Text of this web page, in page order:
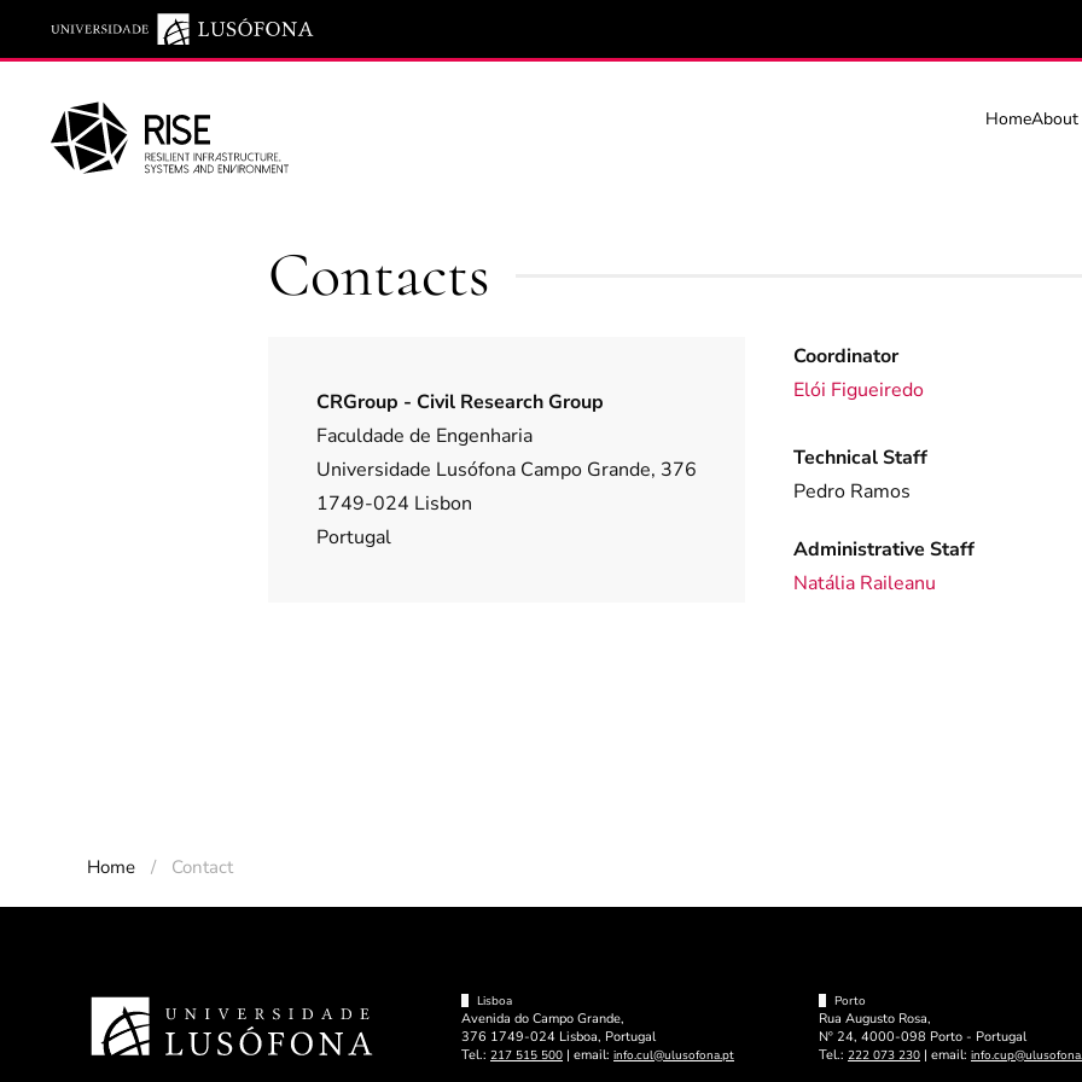
Saltar para o conteúdo principal
HomeAbout
Contacts
CRGroup - Civil Research Group
Faculdade de Engenharia
Universidade Lusófona Campo Grande, 376
1749-024 Lisbon
Portugal
Coordinator
Elói Figueiredo
Technical Staff
Pedro Ramos
Administrative Staff
Natália Raileanu
Home Contact
Lisboa
Avenida do Campo Grande,
376 1749-024 Lisboa, Portugal
Tel.: 217 515 500 | email: info.cul@ulusofona.pt
Porto
Rua Augusto Rosa,
Nº 24, 4000-098 Porto - Portugal
Tel.: 222 073 230 | email: